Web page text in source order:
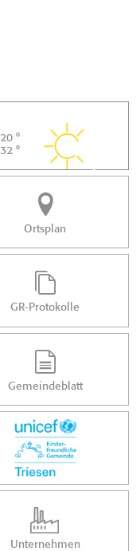
20 °
32 °
Ortsplan
GR-Protokolle
Gemeindeblatt
Unternehmen